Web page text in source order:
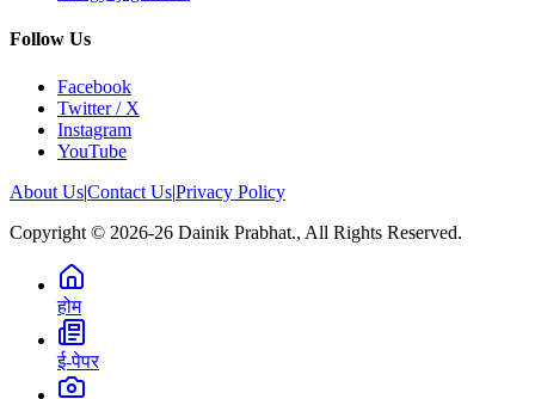
Follow Us
Facebook
Twitter / X
Instagram
YouTube
About Us|Contact Us|Privacy Policy
Copyright © 2026-26 Dainik Prabhat., All Rights Reserved.
होम
ई-पेपर